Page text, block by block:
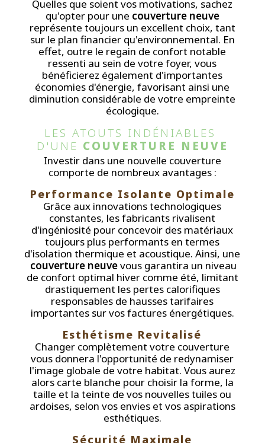
Quelles que soient vos motivations, sachez
qu'opter pour une couverture neuve
représente toujours un excellent choix, tant
sur le plan financier qu'environnemental. En
effet, outre le regain de confort notable
ressenti au sein de votre foyer, vous
bénéficierez également d'importantes
économies d'énergie, favorisant ainsi une
diminution considérable de votre empreinte
écologique.
LES ATOUTS INDÉNIABLES
D'UNE COUVERTURE NEUVE
Investir dans une nouvelle couverture
comporte de nombreux avantages :
Performance Isolante Optimale
Grâce aux innovations technologiques
constantes, les fabricants rivalisent
d'ingéniosité pour concevoir des matériaux
toujours plus performants en termes
d'isolation thermique et acoustique. Ainsi, une
couverture neuvevous garantira un niveau
de confort optimal hiver comme été, limitant
drastiquement les pertes calorifiques
responsables de hausses tarifaires
importantes sur vos factures énergétiques.
Esthétisme Revitalisé
Changer complètement votre couverture
vous donnera l'opportunité de redynamiser
l'image globale de votre habitat. Vous aurez
alors carte blanche pour choisir la forme, la
taille et la teinte de vos nouvelles tuiles ou
ardoises, selon vos envies et vos aspirations
esthétiques.
Sécurité Maximale